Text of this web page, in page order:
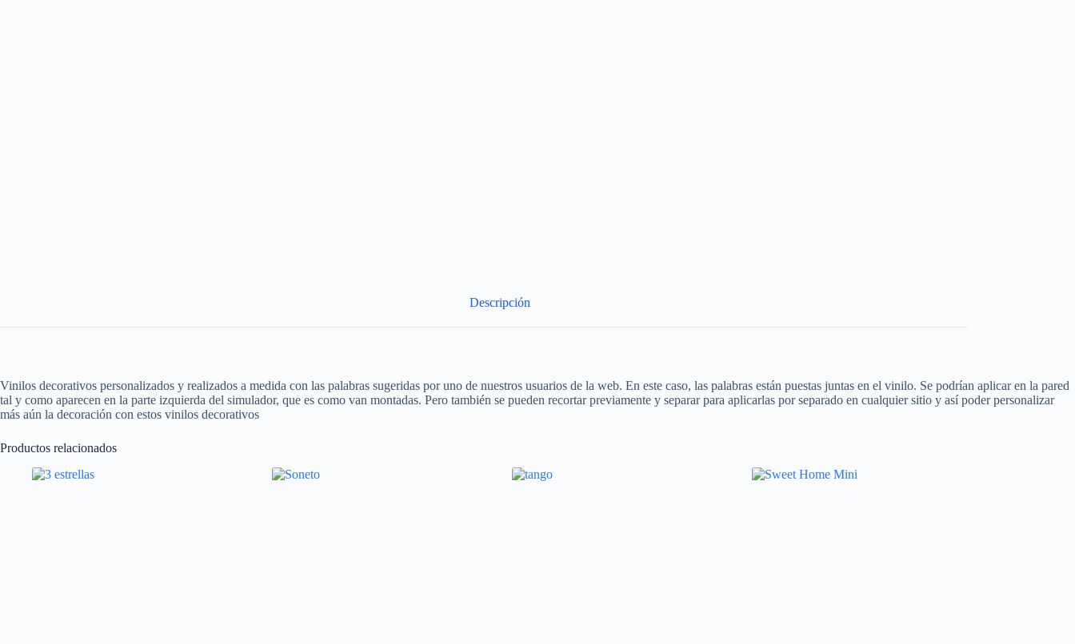
Descripción
Vinilos decorativos personalizados y realizados a medida con las palabras sugeridas por uno de nuestros usuarios de la web. En este caso, las palabras están puestas juntas en el vinilo. Se podrían aplicar en la pared
tal y como aparecen en la parte izquierda del simulador, que es como van montadas. Pero también se pueden recortar previamente y separar para aplicarlas por separado en cualquier sitio y así poder personalizar
más aún la decoración con estos vinilos decorativos
Productos relacionados